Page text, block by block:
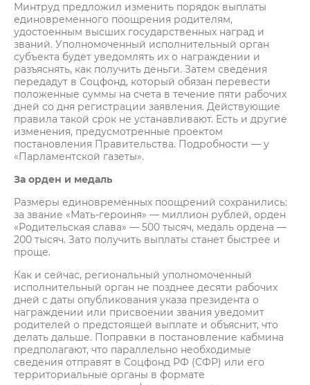
Минтруд предложил изменить порядок выплаты
единовременного поощрения родителям,
удостоенным высших государственных наград и
званий. Уполномоченный исполнительный орган
субъекта будет уведомлять их о награждении и
разъяснять, как получить деньги. Затем сведения
передадут в Соцфонд, который обязан перевести
положенные суммы на счета в течение пяти рабочих
дней со дня регистрации заявления. Действующие
правила такой срок не устанавливают. Есть и другие
изменения, предусмотренные проектом
постановления Правительства. Подробности — у
«Парламентской газеты».
За орден и медаль
Размеры единовременных поощрений сохранились:
за звание «Мать-героиня» — миллион рублей, орден
«Родительская слава» — 500 тысяч, медаль ордена —
200 тысяч. Зато получить выплаты станет быстрее и
проще.
Как и сейчас, региональный уполномоченный
исполнительный орган не позднее десяти рабочих
дней с даты опубликования указа президента о
награждении или присвоении звания уведомит
родителей о предстоящей выплате и объяснит, что
делать дальше. Поправки в постановление кабмина
предполагают, что параллельно необходимые
сведения отправят в Соцфонд РФ (СФР) или его
территориальные органы в формате